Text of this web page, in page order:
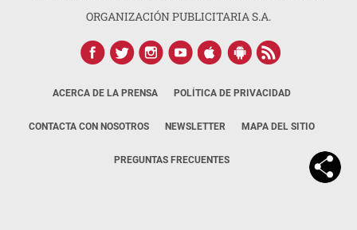
ORGANIZACIÓN PUBLICITARIA S.A.
ACERCA DE LA PRENSA POLÍTICA DE PRIVACIDAD
CONTACTA CON NOSOTROS NEWSLETTER MAPA DEL SITIO
PREGUNTAS FRECUENTES